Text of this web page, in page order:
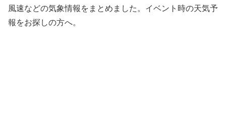
風速などの気象情報をまとめました。イベント時の天気予
報をお探しの方へ。